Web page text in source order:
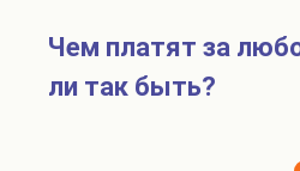
Чем платят за
ли так быть?